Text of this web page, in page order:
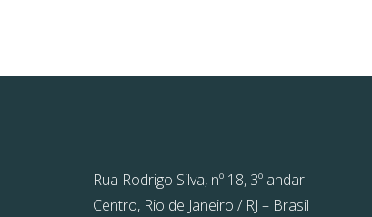
Rua Rodrigo Silva, nº 18, 3º andar
Centro, Rio de Janeiro / RJ – Brasil